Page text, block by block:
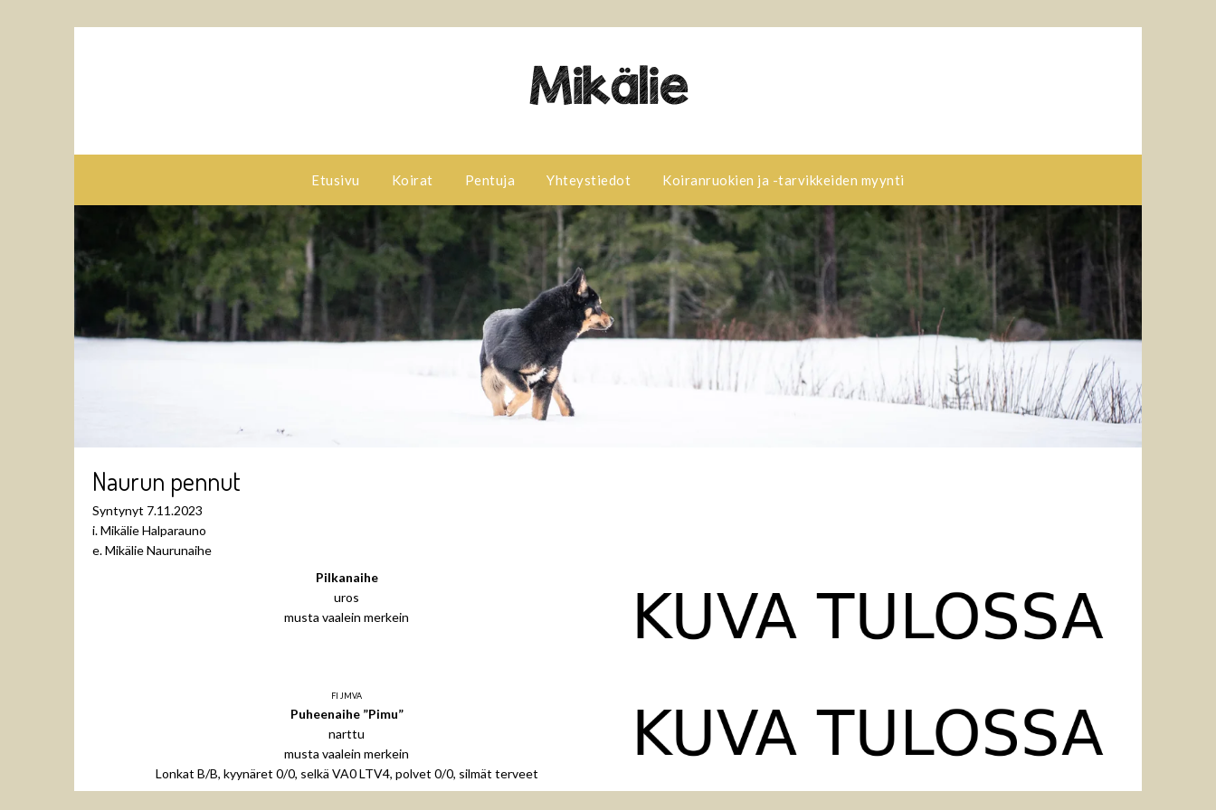
Etusivu Koirat Pentuja Yhteystiedot Koiranruokien ja -tarvikkeiden myynti​
Naurun pennut
Syntynyt 7.11.2023
i. Mikälie Halparauno
e. Mikälie Naurunaihe
Pilkanaihe
uros
musta vaalein merkein
FI JMVA
Puheenaihe ”Pimu”
narttu
musta vaalein merkein
Lonkat B/B, kyynäret 0/0, selkä VA0 LTV4, polvet 0/0, silmät terveet